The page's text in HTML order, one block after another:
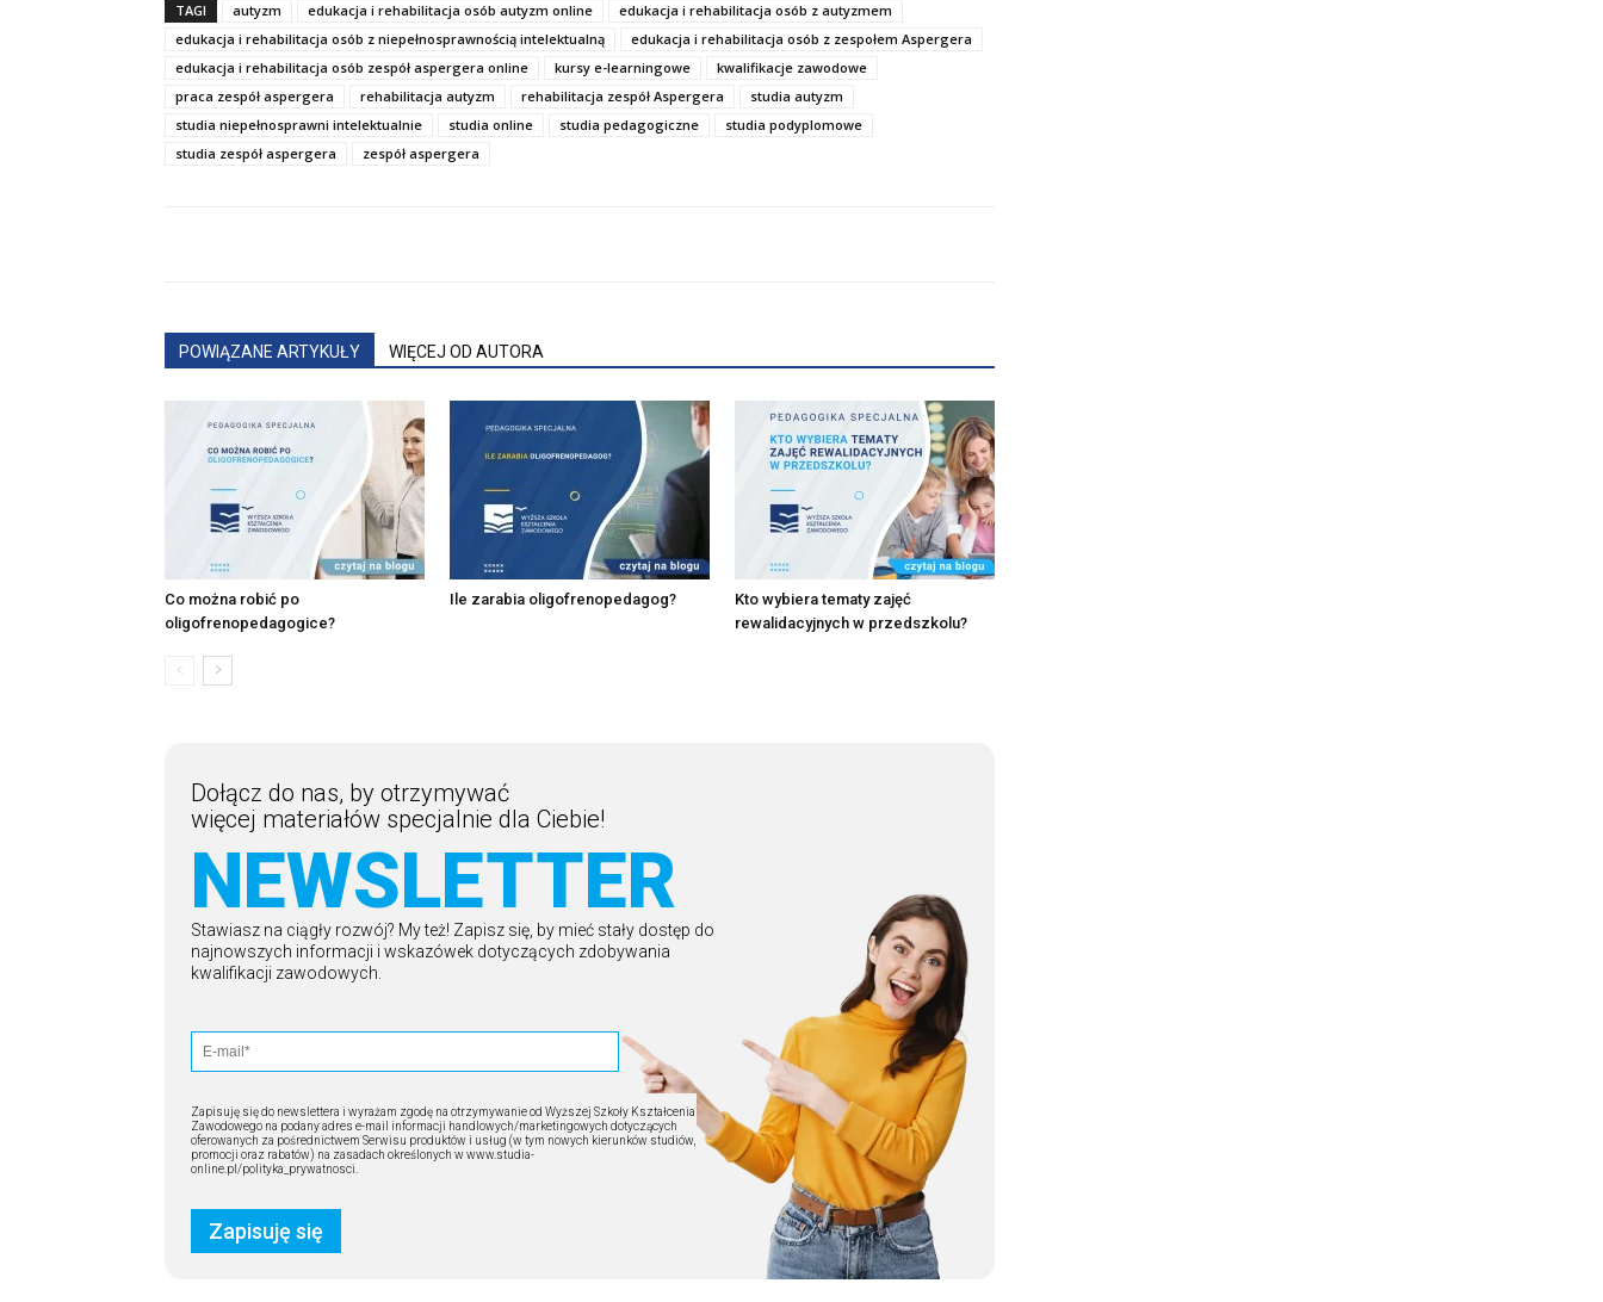
TAGI autyzm edukacja i rehabilitacja osób autyzm online
edukacja i rehabilitacja osób z autyzmem
edukacja i rehabilitacja osób z niepełnosprawnością intelektualną
edukacja i rehabilitacja osób z zespołem Aspergera
edukacja i rehabilitacja osób zespół aspergera online
kursy e-learningowe
kwalifikacje zawodowe
praca zespół aspergera
rehabilitacja autyzm rehabilitacja zespół Aspergera
studia autyzm
studia niepełnosprawni intelektualnie
studia online studia pedagogiczne
studia podyplomowe
studia zespół aspergera
zespół aspergera
POWIĄZANE ARTYKUŁY WIĘCEJ OD AUTORA
Co można robić po
oligofrenopedagogice?
Ile zarabia oligofrenopedagog?
Kto wybiera tematy zajęć
rewalidacyjnych w przedszkolu?
Dołącz do nas, by otrzymywać
więcej materiałów specjalnie dla Ciebie!
NEWSLETTER
Stawiasz na ciągły rozwój? My też! Zapisz się, by mieć stały dostęp do
najnowszych informacji i wskazówek dotyczących zdobywania
kwalifikacji zawodowych.
Zapisuję się do newslettera i wyrażam zgodę na otrzymywanie od Wyższej Szkoły Kształcenia
Zawodowego na podany adres e-mail informacji handlowych/marketingowych dotyczących
oferowanych za pośrednictwem Serwisu produktów i usług (w tym nowych kierunków studiów,
promocji oraz rabatów) na zasadach określonych w www.studia-
online.pl/polityka_prywatnosci.